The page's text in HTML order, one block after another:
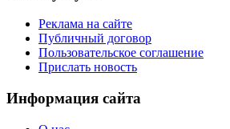
Реклама на сайте
Публичный договор
Пользовательское соглашение
Прислать новость
Информация сайта